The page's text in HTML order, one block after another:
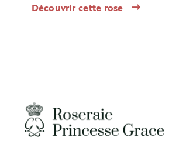
Découvrir cette rose